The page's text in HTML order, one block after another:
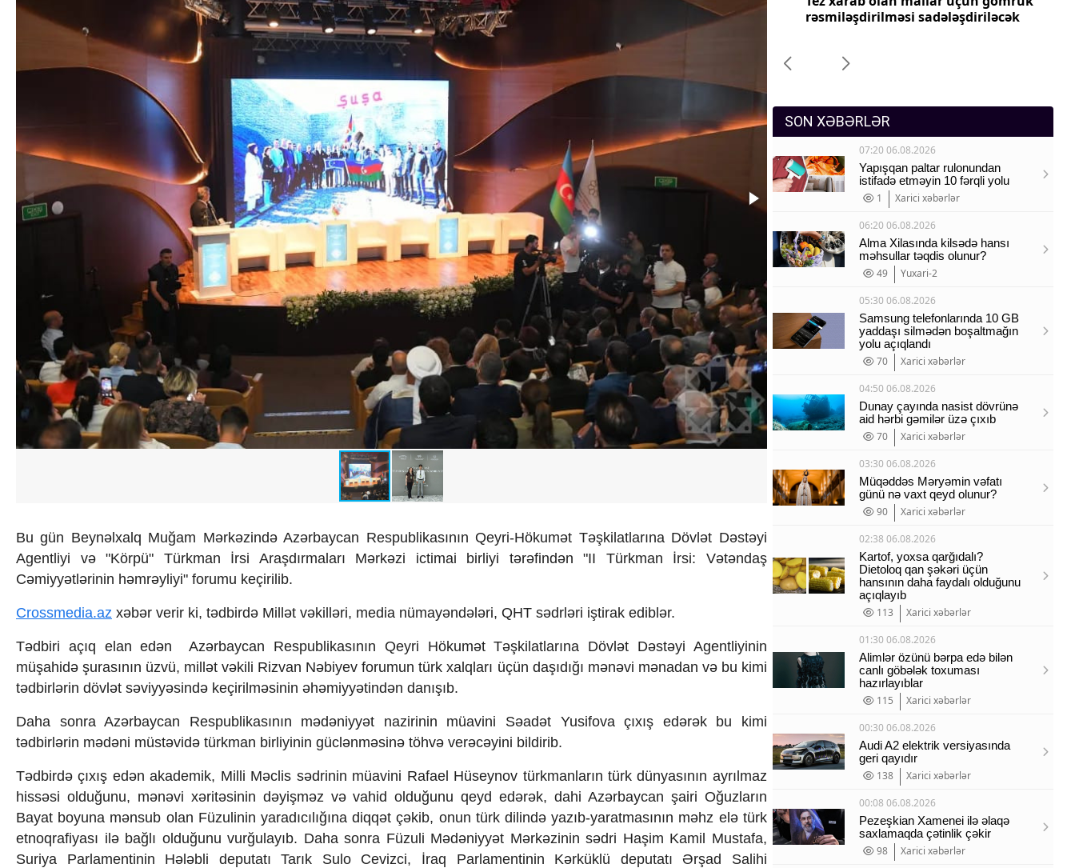
Sosium
Mətbuat-150
Siyasi
Geosiyasi
Sosioloji
Video
İnfoqrafika
Humanitar
Elm və təhsil
Mədəniyyət
Mədəniyyətimizin Zəfəri
Zəfər Diasporu
Səhiyyə
Ailə və uşaq
Turizm
İqtisadiyyat
İqtisadi xəbərlər
Energetika
Neft-qaz
Əmək və sosial siyasət
Kənd təsərrüfatı
Crossmedia.az - 1 yaş
Siyasət
Məhkəmə və hüquq
Ekologiya
Zəfər - 5
Media və QHT
Hadisə
Sağlamlıq
Sosium
Mənəvi dəyərlər
Texnologiya
Mətbuat-150
Əlaqə
Missiyamız
Bu gün Beynəlxalq Muğam Mərkəzində Azərbaycan Respublikasının Qeyri-Hökumət Təşkilatlarına Dövlət Dəstəyi
Agentliyi və "Körpü" Türkman İrsi Araşdırmaları Mərkəzi ictimai birliyi tərəfindən "II Türkman İrsi: Vətəndaş
Cəmiyyətlərinin həmrəyliyi" forumu keçirilib.
Crossmedia.az xəbər verir ki, tədbirdə Millət vəkilləri, media nümayəndələri, QHT sədrləri iştirak ediblər.
Tədbiri açıq elan edən Azərbaycan Respublikasının Qeyri Hökumət Təşkilatlarına Dövlət Dəstəyi Agentliyinin
müşahidə şurasının üzvü, millət vəkili Rizvan Nəbiyev forumun türk xalqları üçün daşıdığı mənəvi mənadan və bu kimi
tədbirlərin dövlət səviyyəsində keçirilməsinin əhəmiyyətindən danışıb.
Daha sonra Azərbaycan Respublikasının mədəniyyət nazirinin müavini Səadət Yusifova çıxış edərək bu kimi
tədbirlərin mədəni müstəvidə türkman birliyinin güclənməsinə töhvə verəcəyini bildirib.
Tədbirdə çıxış edən akademik, Milli Məclis sədrinin müavini Rafael Hüseynov türkmanların türk dünyasının ayrılmaz
hissəsi olduğunu, mənəvi xəritəsinin dəyişməz və vahid olduğunu qeyd edərək, dahi Azərbaycan şairi Oğuzların
Bayat boyuna mənsub olan Füzulinin yaradıcılığına diqqət çəkib, onun türk dilində yazıb-yaratmasının məhz elə türk
etnoqrafiyası ilə bağlı olduğunu vurğulayıb. Daha sonra Füzuli Mədəniyyət Mərkəzinin sədri Haşim Kamil Mustafa,
Suriya Parlamentinin Hələbli deputatı Tarık Sulo Cevizci, İraq Parlamentinin Kərküklü deputatı Ərşad Salihi
vəsaitlərin verilməsi qaydası dəyişib
tələbinin pozulmasına görə cərimələr
rəsmiləşdirilməsi sadələşdiriləcək
SON XƏBƏRLƏR
07:20 06.08.2026
Yapışqan paltar rulonundan
istifadə etməyin 10 fərqli yolu
1
Xarici xəbərlər
06:20 06.08.2026
Alma Xilasında kilsədə hansı
məhsullar təqdis olunur?
49
Yuxari-2
05:30 06.08.2026
Samsung telefonlarında 10 GB
yaddaşı silmədən boşaltmağın
yolu açıqlandı
70
Xarici xəbərlər
04:50 06.08.2026
Dunay çayında nasist dövrünə
aid hərbi gəmilər üzə çıxıb
70
Xarici xəbərlər
03:30 06.08.2026
Müqəddəs Məryəmin vəfatı
günü nə vaxt qeyd olunur?
90
Xarici xəbərlər
02:38 06.08.2026
Kartof, yoxsa qarğıdalı?
Dietoloq qan şəkəri üçün
hansının daha faydalı olduğunu
açıqlayıb
113
Xarici xəbərlər
01:30 06.08.2026
Alimlər özünü bərpa edə bilən
canlı göbələk toxuması
hazırlayıblar
115
Xarici xəbərlər
00:30 06.08.2026
Audi A2 elektrik versiyasında
geri qayıdır
138
Xarici xəbərlər
00:08 06.08.2026
Pezeşkian Xamenei ilə əlaqə
saxlamaqda çətinlik çəkir
98
Xarici xəbərlər